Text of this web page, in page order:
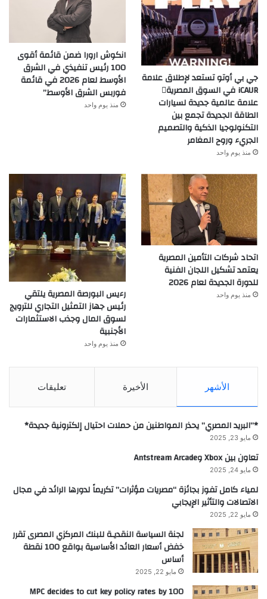
جي بي أوتو تستعد لإطلاق علامة
iCAUR في السوق المصرية
علامة عالمية جديدة لسيارات
الطاقة الجديدة تجمع بين
التكنولوجيا الذكية والتصميم
الجريء وروح المغامر
منذ يوم واحد
انكوش ارورا ضمن قائمة أقوى
100 رئيس تنفيذي في الشرق
الأوسط لعام 2026 في قائمة
فوربس الشرق الأوسط”
منذ يوم واحد
اتحاد شركات التأمين المصرية
يعتمد تشكيل اللجان الفنية
للدورة الجديدة لعام 2026
منذ يوم واحد
رءيس البورصة المصرية يلتقي
رئيس جهاز التمثيل التجاري للترويج
لسوق المال وجذب الاستثمارات
الأجنبية
منذ يوم واحد
الأشهر الأخيرة تعليقات
*”البريد المصري” يحذر المواطنين من حملات احتيال إلكترونية جديدة*
مايو 23, 2025
تعاون بين Xbox وAntstream Arcade
مايو 24, 2025
لمياء كامل تفوز بجائزة “مصريات مؤثرات” تكريماً لدورها الرائد في مجال
الاتصالات والتأثير الإيجابي
مايو 22, 2025
لجنة السياسة النقديـة للبنك المركزي المصرى تقرر
خفض أسعار العائد الأساسية بواقع 100 نقطة
أساس
مايو 22, 2025
MPC decides to cut key policy rates by 100